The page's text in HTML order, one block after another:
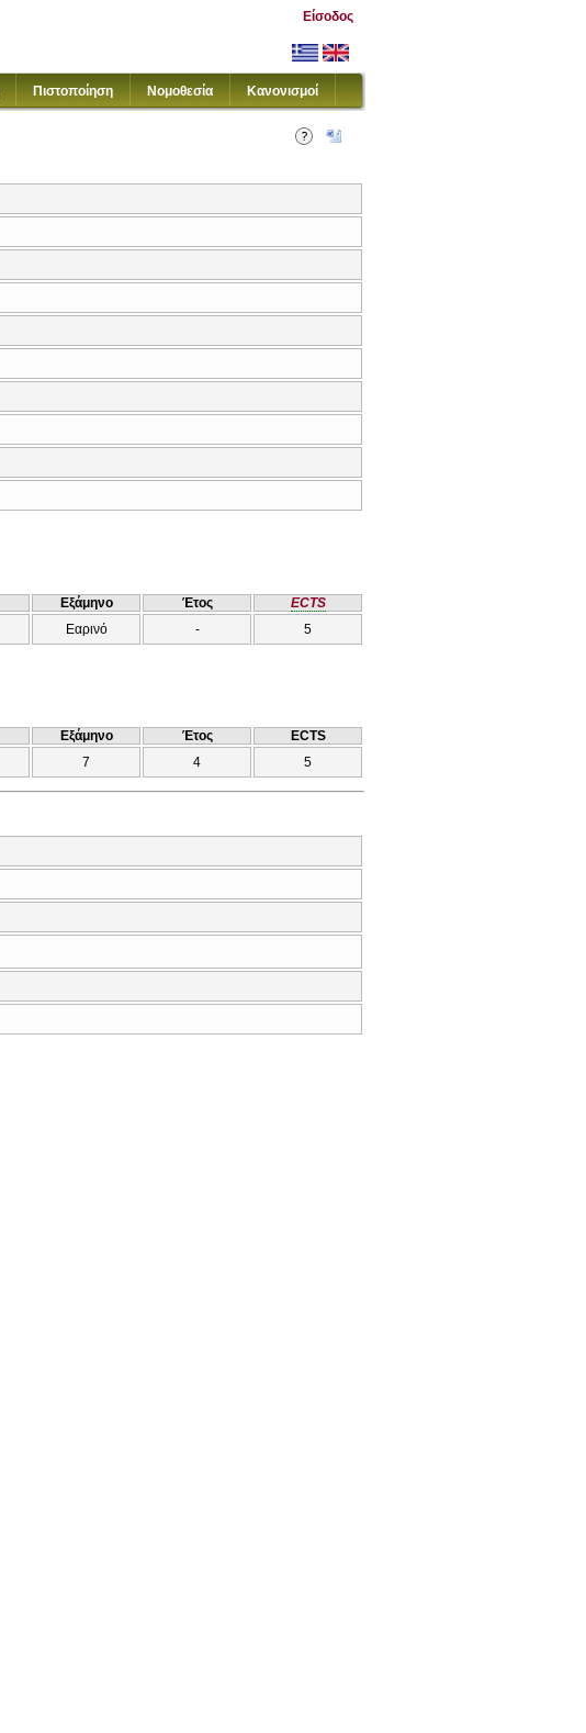
Είσοδος
Πιστοποίηση Νομοθεσία Κανονισμοί
Εξάμηνο Έτος
ECTS
Εαρινό - 5
Εξάμηνο Έτος
ECTS
7 4 5